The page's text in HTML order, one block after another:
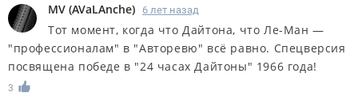
MV (AVaLAnche) 6 лет назад
Тот момент, когда что Дайтона, что Ле-Ман —
"профессионалам" в "Авторевю" всё равно. Спецверсия
посвящена победе в "24 часах Дайтоны" 1966 года!
3